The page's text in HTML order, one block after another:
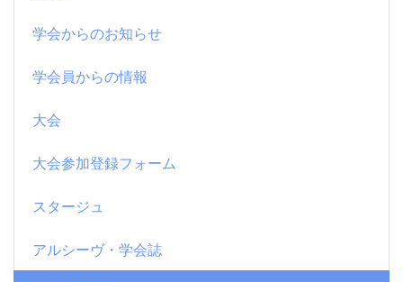
学会からのお知らせ
学会員からの情報
大会
大会参加登録フォーム
スタージュ
アルシーヴ・学会誌